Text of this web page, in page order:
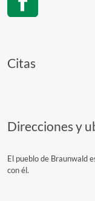
Citas
Direcciones y
El pueblo de Braunwald
con él.